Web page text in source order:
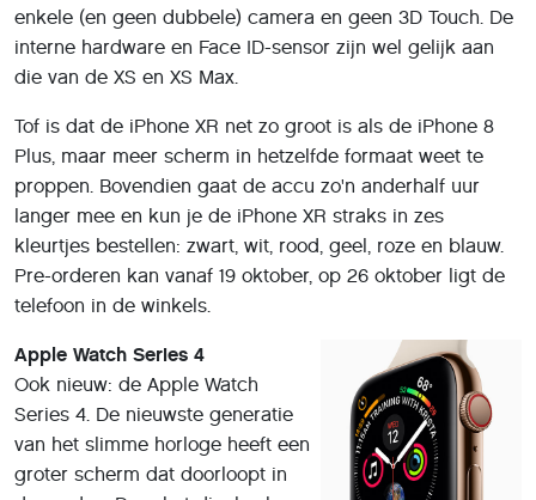
enkele (en geen dubbele) camera en geen 3D Touch. De
interne hardware en Face ID-sensor zijn wel gelijk aan
die van de XS en XS Max.
Tof is dat de iPhone XR net zo groot is als de iPhone 8
Plus, maar meer scherm in hetzelfde formaat weet te
proppen. Bovendien gaat de accu zo'n anderhalf uur
langer mee en kun je de iPhone XR straks in zes
kleurtjes bestellen: zwart, wit, rood, geel, roze en blauw.
Pre-orderen kan vanaf 19 oktober, op 26 oktober ligt de
telefoon in de winkels.
Apple Watch Series 4
Ook nieuw: de Apple Watch
Series 4. De nieuwste generatie
van het slimme horloge heeft een
groter scherm dat doorloopt in